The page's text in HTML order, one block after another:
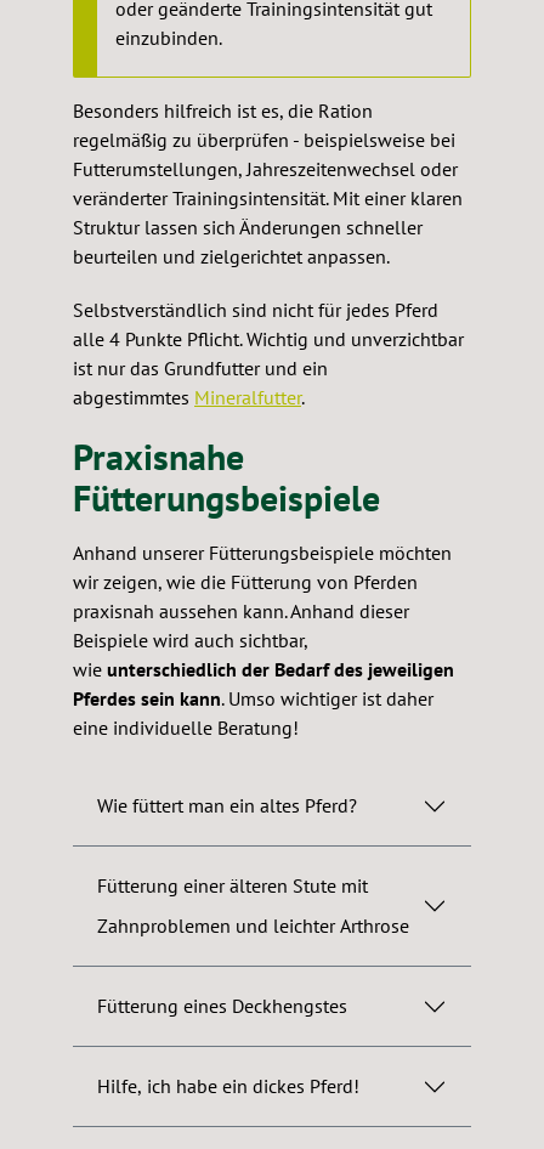
oder geänderte Trainingsintensität gut
einzubinden.
Besonders hilfreich ist es, die Ration
regelmäßig zu überprüfen - beispielsweise bei
Futterumstellungen, Jahreszeitenwechsel oder
veränderter Trainingsintensität. Mit einer klaren
Struktur lassen sich Änderungen schneller
beurteilen und zielgerichtet anpassen.
Selbstverständlich sind nicht für jedes Pferd
alle 4 Punkte Pflicht. Wichtig und unverzichtbar
ist nur das Grundfutter und ein
abgestimmtes Mineralfutter.
Praxisnahe
Fütterungsbeispiele
Anhand unserer Fütterungsbeispiele möchten
wir zeigen, wie die Fütterung von Pferden
praxisnah aussehen kann. Anhand dieser
Beispiele wird auch sichtbar,
wie unterschiedlich der Bedarf des jeweiligen
Pferdes sein kann. Umso wichtiger ist daher
eine individuelle Beratung!
Wie füttert man ein altes Pferd?
Fütterung einer älteren Stute mit
Zahnproblemen und leichter Arthrose
Fütterung eines Deckhengstes
Hilfe, ich habe ein dickes Pferd!